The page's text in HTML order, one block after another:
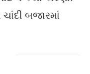
ચાંદી બજારમાં